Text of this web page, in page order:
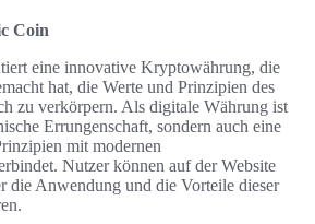
Coin
eine innovative Kryptowährung, die
hat, die Werte und Prinzipien des
zu verkörpern. Als digitale Währung ist
Errungenschaft, sondern auch eine
mit modernen
Nutzer können auf der Website
die Anwendung und die Vorteile dieser